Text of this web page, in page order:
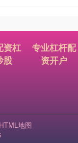
资杠
股
专业杠杆配
资开户
HTML地图